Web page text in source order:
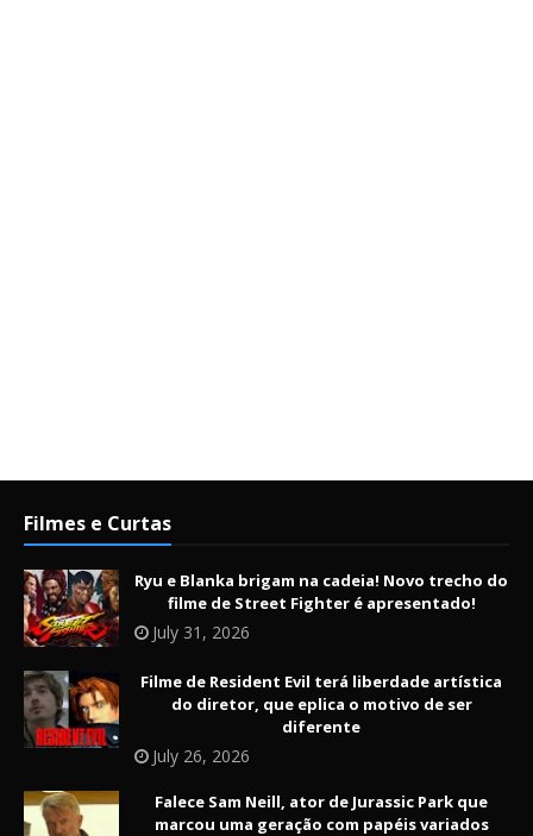
Filmes e Curtas
Ryu e Blanka brigam na cadeia! Novo trecho do
filme de Street Fighter é apresentado!
July 31, 2026
Filme de Resident Evil terá liberdade artística
do diretor, que eplica o motivo de ser
diferente
July 26, 2026
Falece Sam Neill, ator de Jurassic Park que
marcou uma geração com papéis variados